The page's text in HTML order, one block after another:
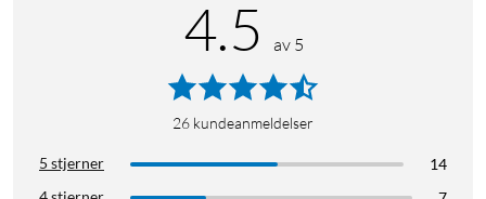
4.5 av 5
26 kundeanmeldelser
5 stjerner
14